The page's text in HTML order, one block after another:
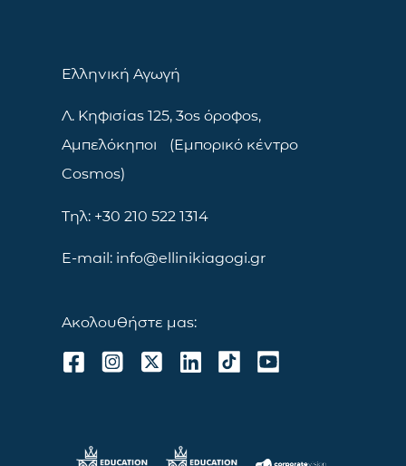
Ελληνική Αγωγή
Λ. Κηφισίας 125, 3ος όροφος,
Αμπελόκηποι (Εμπορικό κέντρο
Cosmos)
Τηλ: +30 210 522 1314
E-mail: info@ellinikiagogi.gr
Ακολουθήστε μας: